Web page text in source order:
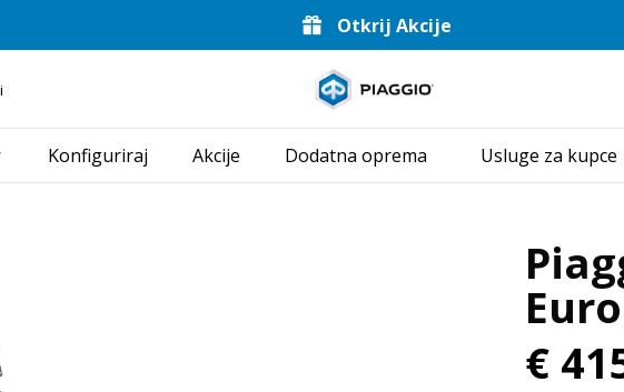
Otkrij Akcije
Konfiguriraj Akcije Dodatna oprema Usluge za kupce
€